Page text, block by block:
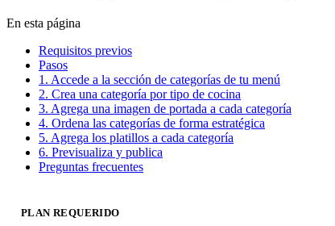
En esta página
Requisitos previos
Pasos
1. Accede a la sección de categorías de tu menú
2. Crea una categoría por tipo de cocina
3. Agrega una imagen de portada a cada categoría
4. Ordena las categorías de forma estratégica
5. Agrega los platillos a cada categoría
6. Previsualiza y publica
Preguntas frecuentes
PLAN REQUERIDO